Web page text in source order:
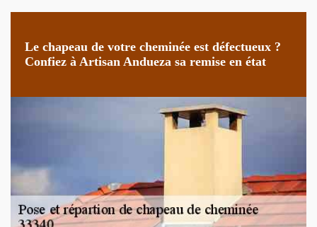
Le chapeau de votre cheminée est défectueux ?
Confiez à Artisan Andueza sa remise en état